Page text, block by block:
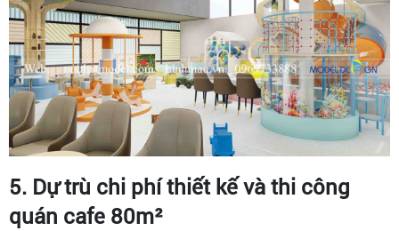
5. Dự trù chi phí thiết kế và thi công
quán cafe 80m²